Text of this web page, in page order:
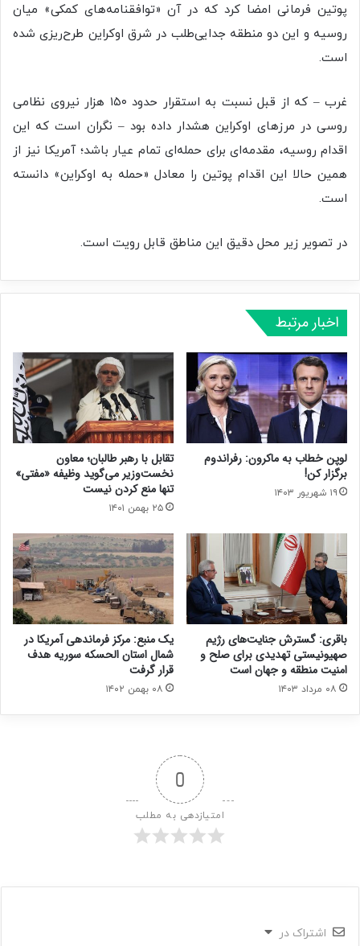
پوتین فرمانی امضا کرد که در آن «توافقنامه‌های کمکی» میان
روسیه و این دو منطقه جدایی‌طلب در شرق اوکراین طرح‌ریزی شده
است.
غرب – که از قبل نسبت به استقرار حدود ۱۵۰ هزار نیروی نظامی
روسی در مرزهای اوکراین هشدار داده بود – نگران است که این
اقدام روسیه، مقدمه‌ای برای حمله‌ای تمام عیار باشد؛ آمریکا نیز از
همین حالا این اقدام پوتین را معادل «حمله به اوکراین» دانسته
است.
در تصویر زیر محل دقیق این مناطق قابل رویت است.
اخبار مرتبط
لوپن خطاب به ماکرون: رفراندوم
برگزار کن!
۱۹ شهریور ۱۴۰۳
تقابل با رهبر طالبان؛ معاون
نخست‌وزیر می‌گوید وظیفه «مفتی»
تنها منع کردن نیست
۲۵ بهمن ۱۴۰۱
باقری: گسترش جنایت‌های رژیم
صهیونیستی تهدیدی برای صلح و
امنیت منطقه و جهان است
۰۸ مرداد ۱۴۰۳
یک منبع: مرکز فرماندهی آمریکا در
شمال استان الحسکه سوریه هدف
قرار گرفت
۰۸ بهمن ۱۴۰۲
0
امتیازدهی به مطلب
اشتراک در